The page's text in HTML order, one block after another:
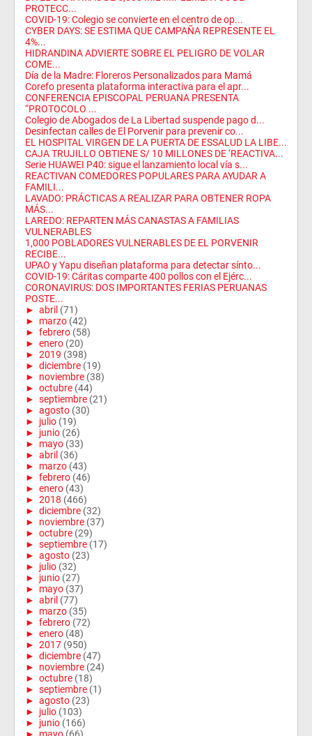
PROTECC...
COVID-19: Colegio se convierte en el centro de op...
CYBER DAYS: SE ESTIMA QUE CAMPAÑA REPRESENTE EL
4%...
HIDRANDINA ADVIERTE SOBRE EL PELIGRO DE VOLAR
COME...
Día de la Madre: Floreros Personalizados para Mamá
Corefo presenta plataforma interactiva para el apr...
CONFERENCIA EPISCOPAL PERUANA PRESENTA
“PROTOCOLO ...
Colegio de Abogados de La Libertad suspende pago d...
Desinfectan calles de El Porvenir para prevenir co...
EL HOSPITAL VIRGEN DE LA PUERTA DE ESSALUD LA LIBE...
CAJA TRUJILLO OBTIENE S/ 10 MILLONES DE ‘REACTIVA...
Serie HUAWEI P40: sigue el lanzamiento local vía s...
REACTIVAN COMEDORES POPULARES PARA AYUDAR A
FAMILI...
LAVADO: PRÁCTICAS A REALIZAR PARA OBTENER ROPA
MÁS...
LAREDO: REPARTEN MÁS CANASTAS A FAMILIAS
VULNERABLES
1,000 POBLADORES VULNERABLES DE EL PORVENIR
RECIBE...
UPAO y Yapu diseñan plataforma para detectar sínto...
COVID-19: Cáritas comparte 400 pollos con el Ejérc...
CORONAVIRUS: DOS IMPORTANTES FERIAS PERUANAS
POSTE...
► abril (71)
► marzo (42)
► febrero (58)
► enero (20)
► 2019 (398)
► diciembre (19)
► noviembre (38)
► octubre (44)
► septiembre (21)
► agosto (30)
► julio (19)
► junio (26)
► mayo (33)
► abril (36)
► marzo (43)
► febrero (46)
► enero (43)
► 2018 (466)
► diciembre (32)
► noviembre (37)
► octubre (29)
► septiembre (17)
► agosto (23)
► julio (32)
► junio (27)
► mayo (37)
► abril (77)
► marzo (35)
► febrero (72)
► enero (48)
► 2017 (950)
► diciembre (47)
► noviembre (24)
► octubre (18)
► septiembre (1)
► agosto (23)
► julio (103)
► junio (166)
► mayo (66)